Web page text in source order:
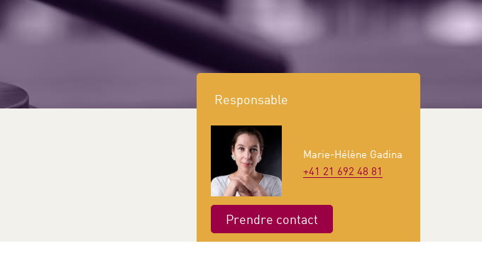
Responsable
Marie-Hélène Gadina
+41 21 692 48 81
Prendre contact